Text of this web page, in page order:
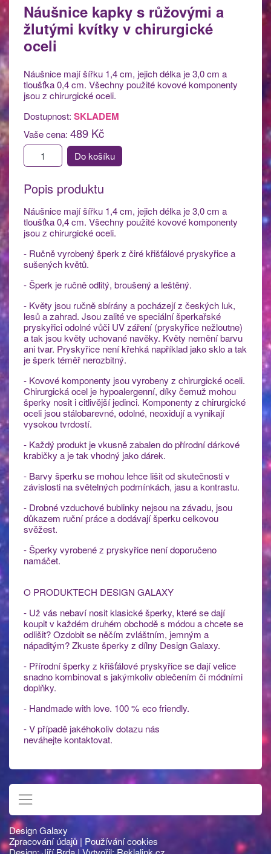
Náušnice kapky s růžovými a
žlutými kvítky v chirurgické
oceli
Náušnice mají šířku 1,4 cm, jejich délka je 3,0 cm a
tloušťka 0,4 cm. Všechny použité kovové komponenty
jsou z chirurgické oceli.
Dostupnost: SKLADEM
Vaše cena: 489 Kč
Do košíku
Popis produktu
Náušnice mají šířku 1,4 cm, jejich délka je 3,0 cm a
tloušťka 0,4 cm. Všechny použité kovové komponenty
jsou z chirurgické oceli.
- Ručně vyrobený šperk z čiré křišťálové pryskyřice a
sušených květů.
- Šperk je ručně odlitý, broušený a leštěný.
- Květy jsou ručně sbírány a pocházejí z českých luk,
lesů a zahrad. Jsou zalité ve speciální šperkařské
pryskyřici odolné vůči UV záření (pryskyřice nežloutne)
a tak jsou květy uchované navěky. Květy nemění barvu
ani tvar. Pryskyřice není křehká například jako sklo a tak
je šperk téměř nerozbitný.
- Kovové komponenty jsou vyrobeny z chirurgické oceli.
Chirurgická ocel je hypoalergenní, díky čemuž mohou
šperky nosit i citlivější jedinci. Komponenty z chirurgické
oceli jsou stálobarevné, odolné, neoxidují a vynikají
vysokou tvrdostí.
- Každý produkt je vkusně zabalen do přírodní dárkové
krabičky a je tak vhodný jako dárek.
- Barvy šperku se mohou lehce lišit od skutečnosti v
závislosti na světelných podmínkách, jasu a kontrastu.
- Drobné vzduchové bublinky nejsou na závadu, jsou
důkazem ruční práce a dodávají šperku celkovou
svěžest.
- Šperky vyrobené z pryskyřice není doporučeno
namáčet.
O PRODUKTECH DESIGN GALAXY
- Už vás nebaví nosit klasické šperky, které se dají
koupit v každém druhém obchodě s módou a chcete se
odlišit? Ozdobit se něčím zvláštním, jemným a
nápaditým? Zkuste šperky z dílny Design Galaxy.
- Přírodní šperky z křišťálové pryskyřice se dají velice
snadno kombinovat s jakýmkoliv oblečením či módními
doplňky.
- Handmade with love. 100 % eco friendly.
- V případě jakéhokoliv dotazu nás
neváhejte kontaktovat.
Design Galaxy
Zpracování údajů | Používání cookies